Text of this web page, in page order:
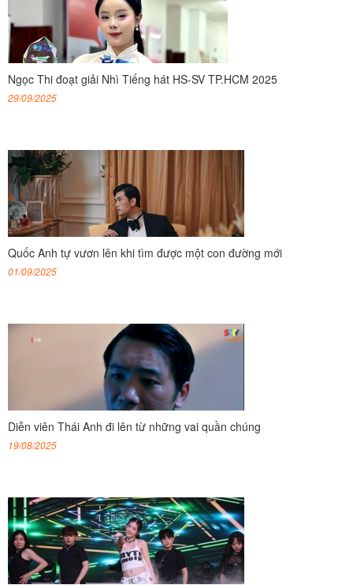
Ngọc Thi đoạt giải Nhì Tiếng hát HS-SV TP.HCM 2025
29/09/2025
Quốc Anh tự vươn lên khi tìm được một con đường mới
01/09/2025
Diễn viên Thái Anh đi lên từ những vai quần chúng
19/08/2025